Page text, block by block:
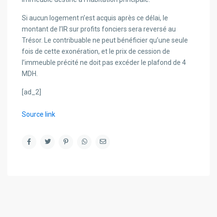
Si aucun logement n’est acquis après ce délai, le
montant de l’IR sur profits fonciers sera reversé au
Trésor. Le contribuable ne peut bénéficier qu’une seule
fois de cette exonération, et le prix de cession de
l’immeuble précité ne doit pas excéder le plafond de 4
MDH.
[ad_2]
Source link